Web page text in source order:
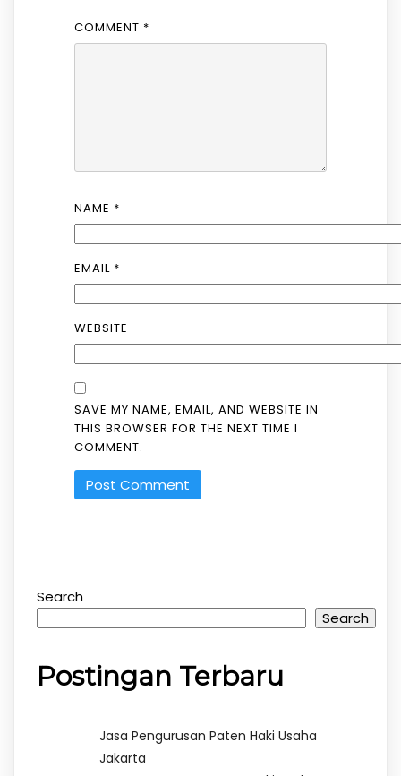
COMMENT *
NAME *
EMAIL *
WEBSITE
SAVE MY NAME, EMAIL, AND WEBSITE IN
THIS BROWSER FOR THE NEXT TIME I
COMMENT.
Search
Search
Postingan Terbaru
Jasa Pengurusan Paten Haki Usaha
Jakarta